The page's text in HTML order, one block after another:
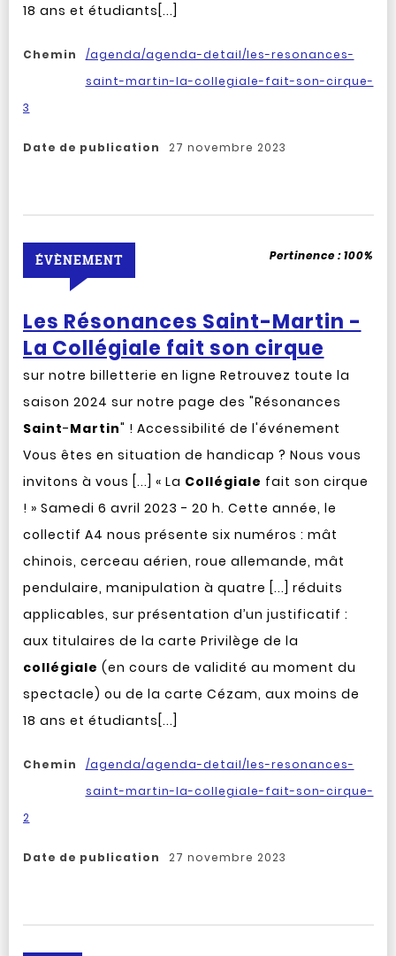
18 ans et étudiants[...]
Chemin
/agenda/agenda-detail/les-resonances-
saint-martin-la-collegiale-fait-son-cirque-
3
Date de publication 27 novembre 2023
Les Résonances Saint-Martin -
La Collégiale fait son cirque
ÉVÈNEMENT Pertinence :100%
sur notre billetterie en ligne Retrouvez toute la
saison 2024 sur notre page des "Résonances
Saint-Martin" ! Accessibilité de l'événement
Vous êtes en situation de handicap ? Nous vous
invitons à vous [...] « La Collégiale fait son cirque
! » Samedi 6 avril 2023 - 20 h. Cette année, le
collectif A4 nous présente six numéros : mât
chinois, cerceau aérien, roue allemande, mât
pendulaire, manipulation à quatre [...] réduits
applicables, sur présentation d’un justificatif :
aux titulaires de la carte Privilège de la
collégiale (en cours de validité au moment du
spectacle) ou de la carte Cézam, aux moins de
18 ans et étudiants[...]
Chemin
/agenda/agenda-detail/les-resonances-
saint-martin-la-collegiale-fait-son-cirque-
2
Date de publication 27 novembre 2023